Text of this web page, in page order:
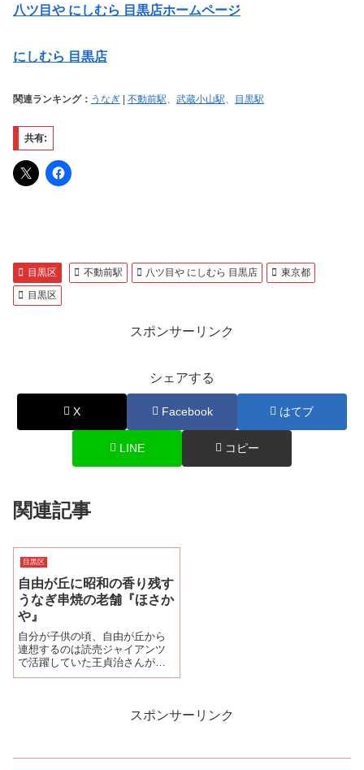
八ツ目や にしむら 目黒店ホームページ
にしむら 目黒店
関連ランキング： うなぎ 不動前駅、 武蔵小山駅、 目黒駅
共有:
目黒区 不動前駅 八ツ目や にしむら 目黒店
東京都
目黒区
スポンサーリンク
シェアする
X Facebook はてブ
LINE コピー
関連記事
目黒区
自由が丘に昭和の香り残す
うなぎ串焼の老舗『ほさか
や』
自分が子供の頃、自由が丘から
連想するのは読売ジャイアンツ
で活躍していた王貞治さんが
「自由が丘・亀屋万年堂のナボ
年から放送されていたナボナのスポンサーリンク